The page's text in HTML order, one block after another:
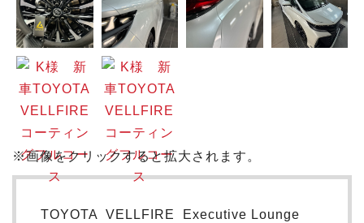
※画像をクリックすると拡大されます。
TOYOTA VELLFIRE Executive Lounge